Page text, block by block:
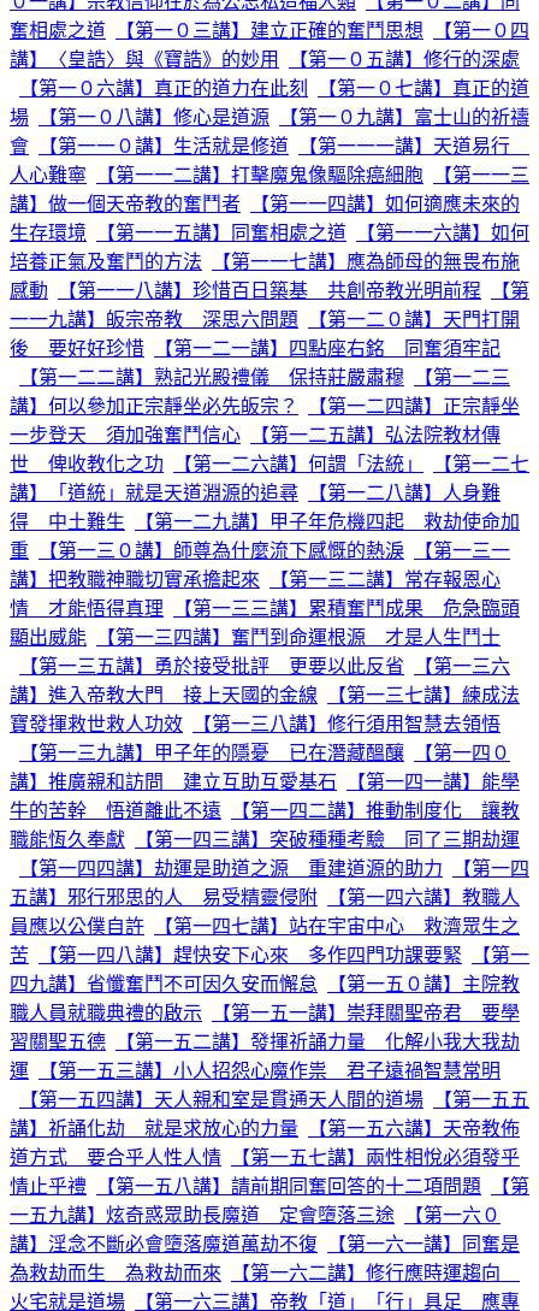
奮相處之道
【第一０三講】建立正確的奮鬥思想
【第一０四
講】〈皇誥〉與《寶誥》的妙用
【第一０五講】修行的深處
【第一０六講】真正的道力在此刻
【第一０七講】真正的道
場
【第一０八講】修心是道源
【第一０九講】富士山的祈禱
會
【第一一０講】生活就是修道
【第一一一講】天道易行
人心難寧
【第一一二講】打擊魔鬼像驅除癌細胞
【第一一三
講】做一個天帝教的奮鬥者
【第一一四講】如何適應未來的
生存環境
【第一一五講】同奮相處之道
【第一一六講】如何
培養正氣及奮鬥的方法
【第一一七講】應為師母的無畏布施
感動
【第一一八講】珍惜百日築基 共創帝教光明前程
【第
一一九講】皈宗帝教 深思六問題
【第一二０講】天門打開
後 要好好珍惜
【第一二一講】四點座右銘 同奮須牢記
【第一二二講】熟記光殿禮儀 保持莊嚴肅穆
【第一二三
講】何以參加正宗靜坐必先皈宗？
【第一二四講】正宗靜坐
一步登天 須加強奮鬥信心
【第一二五講】弘法院教材傳
世 俾收教化之功
【第一二六講】何謂「法統」
【第一二七
講】「道統」就是天道淵源的追尋
【第一二八講】人身難
得 中土難生
【第一二九講】甲子年危機四起 救劫使命加
重
【第一三０講】師尊為什麼流下感慨的熱淚
【第一三一
講】把教職神職切實承擔起來
【第一三二講】常存報恩心
情 才能悟得真理
【第一三三講】累積奮鬥成果 危急臨頭
顯出威能
【第一三四講】奮鬥到命運根源 才是人生鬥士
【第一三五講】勇於接受批評 更要以此反省
【第一三六
講】進入帝教大門 接上天國的金線
【第一三七講】練成法
寶發揮救世救人功效
【第一三八講】修行須用智慧去領悟
【第一三九講】甲子年的隱憂 已在潛藏醞釀
【第一四０
講】推廣親和訪問 建立互助互愛基石
【第一四一講】能學
牛的苦幹 悟道離此不遠
【第一四二講】推動制度化 讓教
職能恆久奉獻
【第一四三講】突破種種考驗 同了三期劫運
【第一四四講】劫運是助道之源 重建道源的助力
【第一四
五講】邪行邪思的人 易受精靈侵附
【第一四六講】教職人
員應以公僕自許
【第一四七講】站在宇宙中心 救濟眾生之
苦
【第一四八講】趕快安下心來 多作四門功課要緊
【第一
四九講】省懺奮鬥不可因久安而懈怠
【第一五０講】主院教
職人員就職典禮的啟示
【第一五一講】崇拜關聖帝君 要學
習關聖五德
【第一五二講】發揮祈誦力量 化解小我大我劫
運
【第一五三講】小人招怨心魔作祟 君子遠禍智慧常明
【第一五四講】天人親和室是貫通天人間的道場
【第一五五
講】祈誦化劫 就是求放心的力量
【第一五六講】天帝教佈
道方式 要合乎人性人情
【第一五七講】兩性相悅必須發乎
情止乎禮
【第一五八講】請前期同奮回答的十二項問題
【第
一五九講】炫奇惑眾助長魔道 定會墮落三途
【第一六０
講】淫念不斷必會墮落魔道萬劫不復
【第一六一講】同奮是
為救劫而生 為救劫而來
【第一六二講】修行應時運趨向
火宅就是道場
【第一六三講】帝教「道」「行」具足 應專